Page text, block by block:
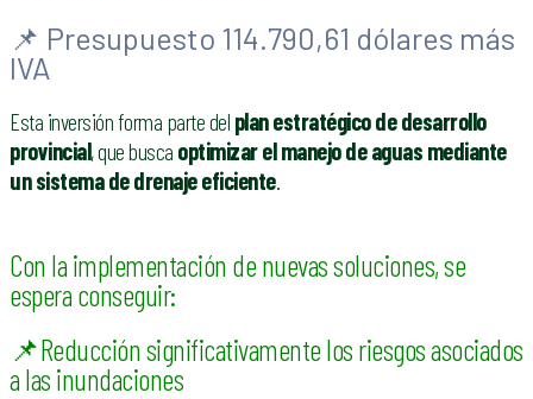
📌 Presupuesto 114.790,61 dólares más
IVA
Esta inversión forma parte del plan estratégico de desarrollo
provincial, que busca optimizar el manejo de aguas mediante
un sistema de drenaje eficiente.
Con la implementación de nuevas soluciones, se
espera conseguir:
📌Reducción significativamente los riesgos asociados
a las inundaciones